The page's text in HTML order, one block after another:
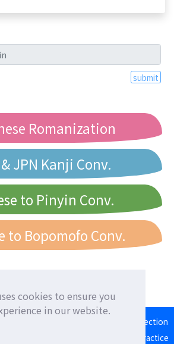
cookies to ensure you
in our website.
submit
Romanization
JPN Kanji Conv.
to Pinyin Conv.
to Bopomofo Conv.
Language Correction
Japanese Romaji Input Practice